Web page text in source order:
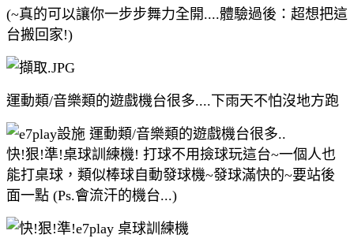
(~真的可以讓你一步步舞力全開....體驗過後：超想把這
台搬回家!)
運動類/音樂類的遊戲機台很多....下雨天不怕沒地方跑
快!狠!準!桌球訓練機! 打球不用撿球玩這台~一個人也
能打桌球，類似棒球自動發球機~發球滿快的~要站後
面一點 (Ps.會流汗的機台...)